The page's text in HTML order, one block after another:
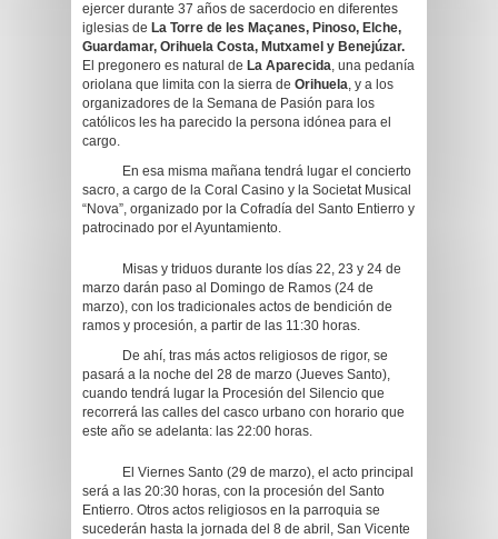
ejercer durante 37 años de sacerdocio en diferentes
iglesias de La Torre de les Maçanes, Pinoso, Elche,
Guardamar, Orihuela Costa, Mutxamel y Benejúzar.
El pregonero es natural de La Aparecida, una pedanía
oriolana que limita con la sierra de Orihuela, y a los
organizadores de la Semana de Pasión para los
católicos les ha parecido la persona idónea para el
cargo.
En esa misma mañana tendrá lugar el concierto
sacro, a cargo de la Coral Casino y la Societat Musical
“Nova”, organizado por la Cofradía del Santo Entierro y
patrocinado por el Ayuntamiento.
Misas y triduos durante los días 22, 23 y 24 de
marzo darán paso al Domingo de Ramos (24 de
marzo), con los tradicionales actos de bendición de
ramos y procesión, a partir de las 11:30 horas.
De ahí, tras más actos religiosos de rigor, se
pasará a la noche del 28 de marzo (Jueves Santo),
cuando tendrá lugar la Procesión del Silencio que
recorrerá las calles del casco urbano con horario que
este año se adelanta: las 22:00 horas.
El Viernes Santo (29 de marzo), el acto principal
será a las 20:30 horas, con la procesión del Santo
Entierro. Otros actos religiosos en la parroquia se
sucederán hasta la jornada del 8 de abril, San Vicente